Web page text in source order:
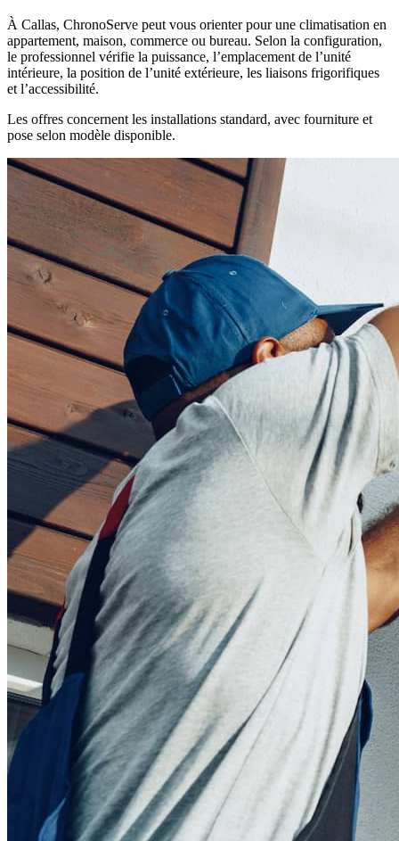
À Callas, ChronoServe peut vous orienter pour une climatisation en
appartement, maison, commerce ou bureau. Selon la configuration,
le professionnel vérifie la puissance, l’emplacement de l’unité
intérieure, la position de l’unité extérieure, les liaisons frigorifiques
et l’accessibilité.
Les offres concernent les installations standard, avec fourniture et
pose selon modèle disponible.